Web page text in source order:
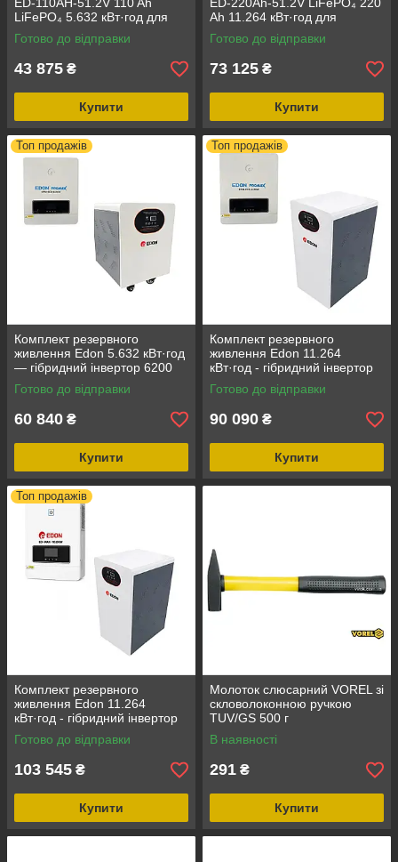
ED-110AH-51.2V 110 Ah
LiFePO₄ 5.632 кВт·год для
інвертора та систем
резервного живлення
Готово до відправки
43 875 ₴
Купити
ED-220Ah-51.2V LiFePO₄ 220
Ah 11.264 кВт·год для
інвертора та систем
резервного живлення
Готово до відправки
73 125 ₴
Купити
Топ продажів
Комплект резервного
живлення Edon 5.632 кВт·год
— гібридний інвертор 6200
Вт + LiFePO₄ акумулятор
51.2 В 110 А·год
Готово до відправки
60 840 ₴
Купити
Топ продажів
Комплект резервного
живлення Edon 11.264
кВт·год - гібридний інвертор
6200 Вт + LiFePO₄
акумулятор 51.2 В 220 А·год
Готово до відправки
90 090 ₴
Купити
Топ продажів
Комплект резервного
живлення Edon 11.264
кВт·год - гібридний інвертор
EPM-MAX-10.2KW + LiFePO₄
акумулятор 51.2 В 220 А·год
Готово до відправки
103 545 ₴
Купити
Молоток слюсарний VOREL зі
скловолоконною ручкою
TUV/GS 500 г
В наявності
291 ₴
Купити